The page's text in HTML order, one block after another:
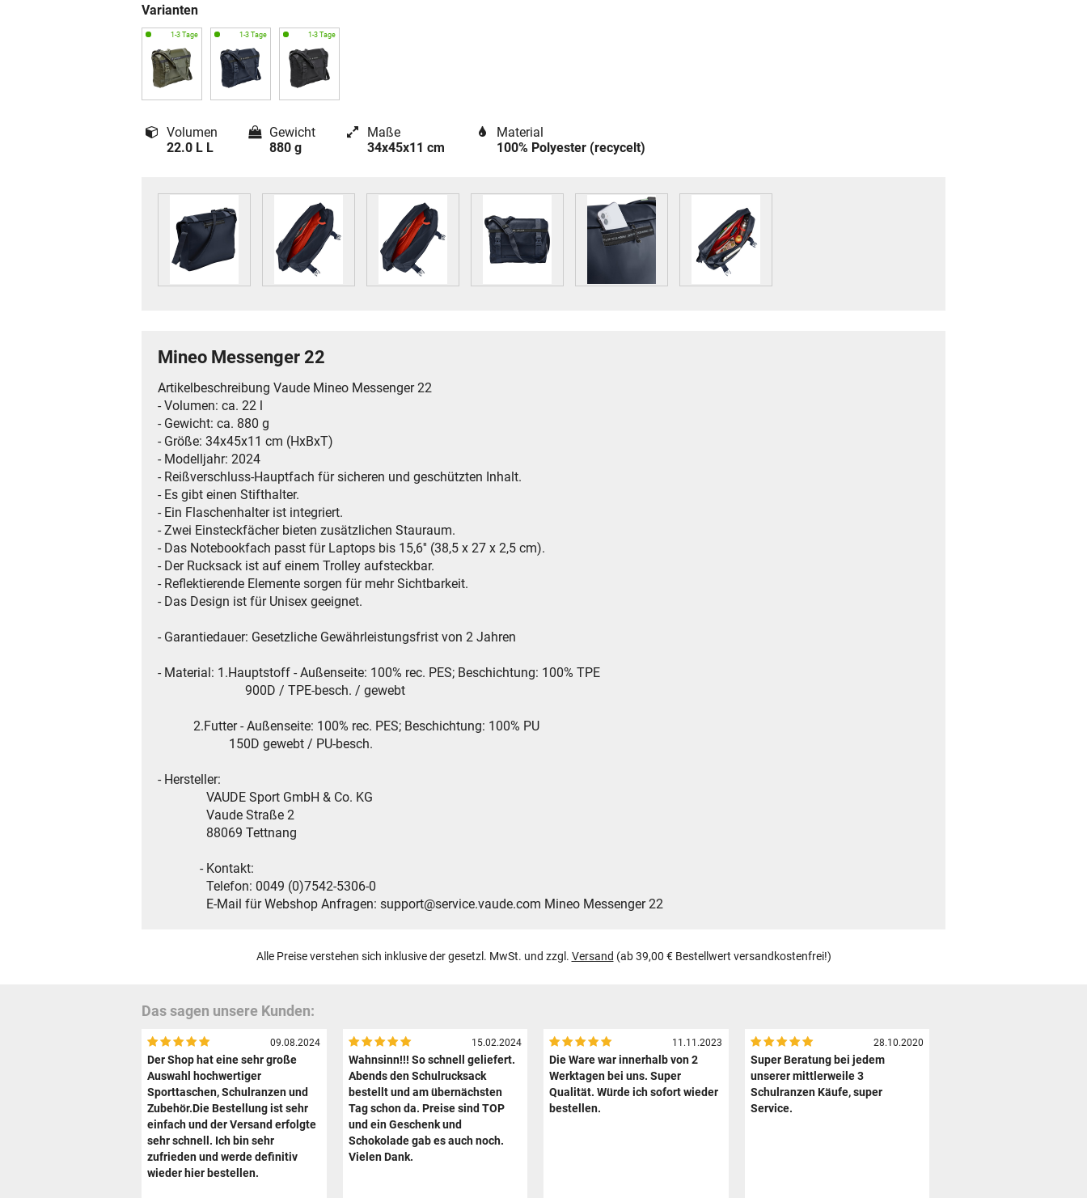
Varianten
Volumen
22.0 L L
Gewicht
880 g
Maße
34x45x11 cm
Material
100% Polyester (recycelt)
Mineo Messenger 22
Artikelbeschreibung Vaude Mineo Messenger 22
- Volumen: ca. 22 l
- Gewicht: ca. 880 g
- Größe: 34x45x11 cm (HxBxT)
- Modelljahr: 2024
- Reißverschluss-Hauptfach für sicheren und geschützten Inhalt.
- Es gibt einen Stifthalter.
- Ein Flaschenhalter ist integriert.
- Zwei Einsteckfächer bieten zusätzlichen Stauraum.
- Das Notebookfach passt für Laptops bis 15,6'' (38,5 x 27 x 2,5 cm).
- Der Rucksack ist auf einem Trolley aufsteckbar.
- Reflektierende Elemente sorgen für mehr Sichtbarkeit.
- Das Design ist für Unisex geeignet.
- Garantiedauer: Gesetzliche Gewährleistungsfrist von 2 Jahren
- Material: 1.Hauptstoff - Außenseite: 100% rec. PES; Beschichtung: 100% TPE
900D / TPE-besch. / gewebt
2.Futter - Außenseite: 100% rec. PES; Beschichtung: 100% PU
150D gewebt / PU-besch.
- Hersteller:
VAUDE Sport GmbH & Co. KG
Vaude Straße 2
88069 Tettnang
- Kontakt:
Telefon: 0049 (0)7542-5306-0
E-Mail für Webshop Anfragen: support@service.vaude.com Mineo Messenger 22
Alle Preise verstehen sich inklusive der gesetzl. MwSt. und zzgl. Versand (ab 39,00 € Bestellwert versandkostenfrei!)
Das sagen unsere Kunden:
09.08.2024
Der Shop hat eine sehr große
Auswahl hochwertiger
Sporttaschen, Schulranzen und
Zubehör.Die Bestellung ist sehr
einfach und der Versand erfolgte
sehr schnell. Ich bin sehr
zufrieden und werde definitiv
wieder hier bestellen.
15.02.2024
Wahnsinn!!! So schnell geliefert.
Abends den Schulrucksack
bestellt und am übernächsten
Tag schon da. Preise sind TOP
und ein Geschenk und
Schokolade gab es auch noch.
Vielen Dank.
11.11.2023
Die Ware war innerhalb von 2
Werktagen bei uns. Super
Qualität. Würde ich sofort wieder
bestellen.
28.10.2020
Super Beratung bei jedem
unserer mittlerweile 3
Schulranzen Käufe, super
Service.